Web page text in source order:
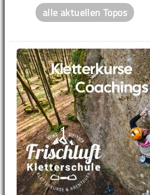
alle aktuellen Topos